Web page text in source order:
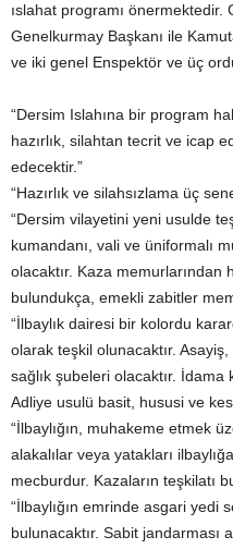
ıslahat programı önermektedir.
Genelkurmay Başkanı ile
ve iki genel Enspektör ve üç
“Dersim Islahına bir program
hazırlık, silahtan tecrit ve icap
edecektir.”
“Hazırlık ve silahsızlama üç
“Dersim vilayetini yeni usulde
kumandanı, vali ve üniformalı
olacaktır. Kaza memurlarından
bulundukça, emekli zabitler
“İlbaylık dairesi bir kolordu
olarak teşkil olunacaktır.
sağlık şubeleri olacaktır. İdama
Adliye usulü basit, hususi ve
“İlbaylığın, muhakeme etmek
alakalılar veya yatakları
mecburdur. Kazaların teşkilatı
“İlbaylığın emrinde asgari yedi
bulunacaktır. Sabit jandarması